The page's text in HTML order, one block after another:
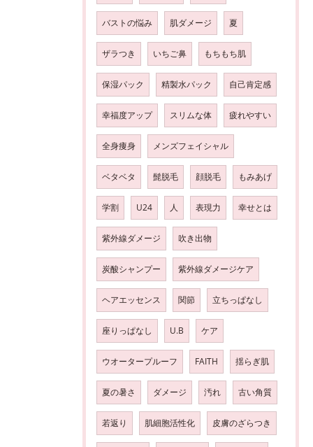
バストの悩み 肌ダメージ 夏
ザラつき いちご鼻 もちもち肌
保湿パック 精製水パック 自己肯定感
幸福度アップ スリムな体 疲れやすい
全身痩身 メンズフェイシャル
ベタベタ 髭脱毛 顔脱毛 もみあげ
学割 U24 人 表現力 幸せとは
紫外線ダメージ 吹き出物
炭酸シャンプー 紫外線ダメージケア
ヘアエッセンス 関節 立ちっぱなし
座りっぱなし U.B ケア
ウオータープルーフ FAITH 揺らぎ肌
夏の暑さ ダメージ 汚れ 古い角質
若返り 肌細胞活性化 皮膚のざらつき